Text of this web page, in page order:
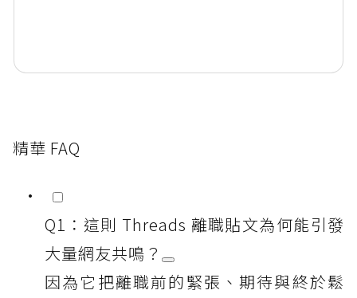
精華 FAQ
Q1：這則 Threads 離職貼文為何能引發
大量網友共鳴？
因為它把離職前的緊張、期待與終於鬆